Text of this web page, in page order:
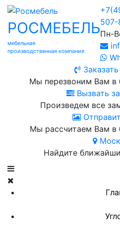
РОСМЕБЕЛЬ
мебельная
производственная компания
507-
Пн-
Заказать
Мы перезвоним Вам в
Вызвать
Произведем все
Мы рассчитаем Вам в
Найдите